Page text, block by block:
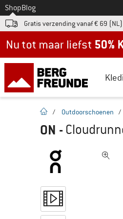
Naar
ShopBlog
Gratis verzending vanaf € 69 (NL)
Startpagina
/ Outdoorschoenen /
ON -